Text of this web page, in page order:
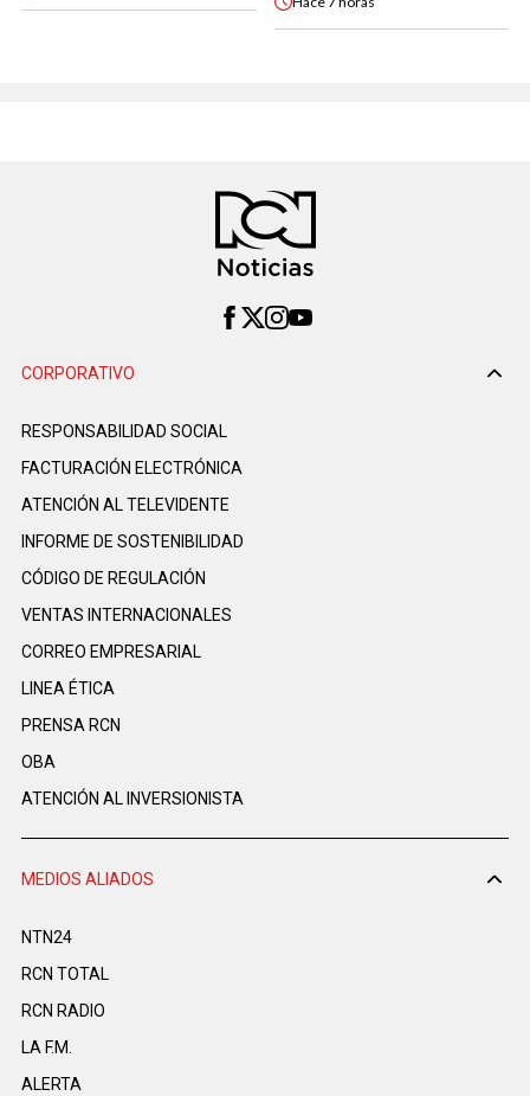
CORPORATIVO
RESPONSABILIDAD SOCIAL
FACTURACIÓN ELECTRÓNICA
ATENCIÓN AL TELEVIDENTE
INFORME DE SOSTENIBILIDAD
CÓDIGO DE REGULACIÓN
VENTAS INTERNACIONALES
CORREO EMPRESARIAL
LINEA ÉTICA
PRENSA RCN
OBA
ATENCIÓN AL INVERSIONISTA
MEDIOS ALIADOS
NTN24
RCN TOTAL
RCN RADIO
LA F.M.
ALERTA